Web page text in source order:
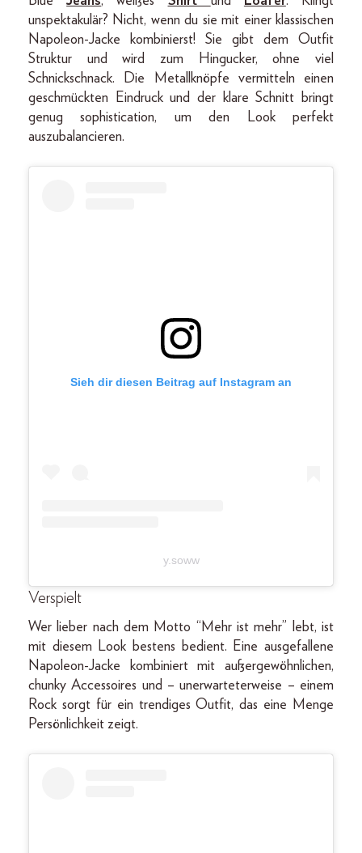
unspektakulär? Nicht, wenn du sie mit einer klassischen
Napoleon-Jacke kombinierst! Sie gibt dem Outfit
Struktur und wird zum Hingucker, ohne viel
Schnickschnack. Die Metallknöpfe vermitteln einen
geschmückten Eindruck und der klare Schnitt bringt
genug sophistication, um den Look perfekt
auszubalancieren.
Sieh dir diesen Beitrag auf Instagram an
y.soww
Verspielt
Wer lieber nach dem Motto “Mehr ist mehr” lebt, ist
mit diesem Look bestens bedient. Eine ausgefallene
Napoleon-Jacke kombiniert mit außergewöhnlichen,
chunky Accessoires und – unerwarteterweise – einem
Rock sorgt für ein trendiges Outfit, das eine Menge
Persönlichkeit zeigt.